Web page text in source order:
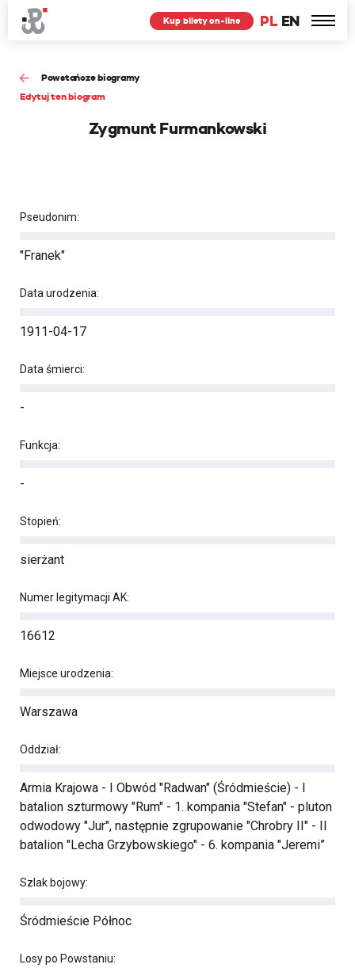
PL EN
Kup bilety on-line
Powstańcze biogramy
Edytuj ten biogram
Zygmunt Furmankowski
Pseudonim:
"Franek"
Data urodzenia:
1911-04-17
Data śmierci:
-
Funkcja:
-
Stopień:
sierżant
Numer legitymacji AK:
16612
Miejsce urodzenia:
Warszawa
Oddział:
Armia Krajowa - I Obwód "Radwan" (Śródmieście) - I
batalion szturmowy "Rum" - 1. kompania "Stefan" - pluton
odwodowy "Jur", następnie zgrupowanie "Chrobry II" - II
batalion "Lecha Grzybowskiego" - 6. kompania "Jeremi”
Szlak bojowy:
Śródmieście Północ
Losy po Powstaniu: